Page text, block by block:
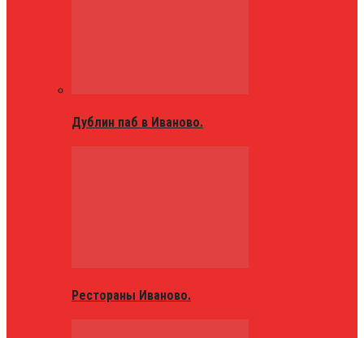
Дублин паб в Иваново.
Рестораны Иваново.